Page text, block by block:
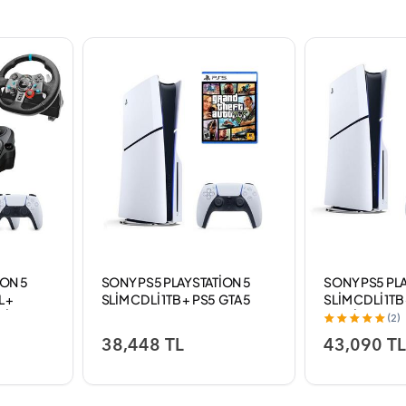
5
+
SONY PS5 PLAYSTATİON 5
SLİM CD Lİ 1TB + PS5 GTA 5
38,448 TL
SONY PS5
SLİM CD Lİ
ŞARJ
(2)
43,090 TL